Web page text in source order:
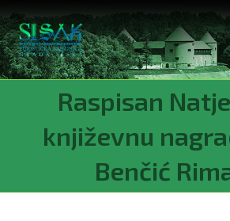
Raspisan
književnu
Benčić